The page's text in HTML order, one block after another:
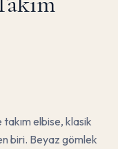
elbise, klasik
biri. Beyaz gömlek